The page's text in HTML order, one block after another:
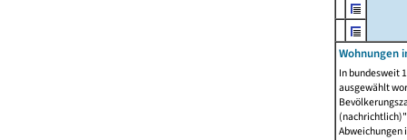
Wohnungen
In bundesweit
ausgewählt
Abweichungen